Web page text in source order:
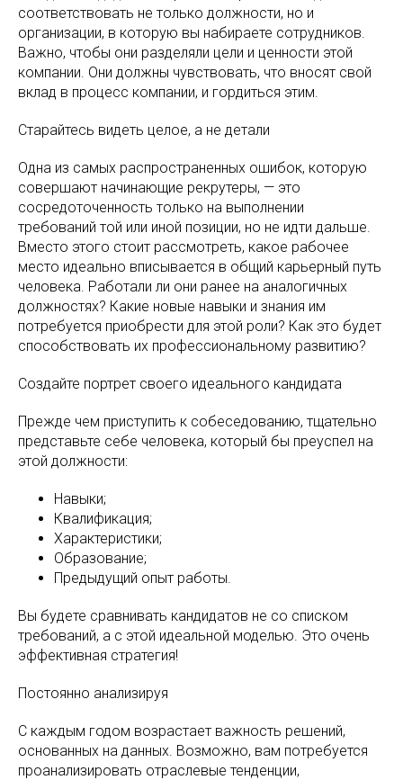
соответствовать не только должности, но и
организации, в которую вы набираете сотрудников.
Важно, чтобы они разделяли цели и ценности этой
компании. Они должны чувствовать, что вносят свой
вклад в процесс компании, и гордиться этим.
Старайтесь видеть целое, а не детали
Одна из самых распространенных ошибок, которую
совершают начинающие рекрутеры, — это
сосредоточенность только на выполнении
требований той или иной позиции, но не идти дальше.
Вместо этого стоит рассмотреть, какое рабочее
место идеально вписывается в общий карьерный путь
человека. Работали ли они ранее на аналогичных
должностях? Какие новые навыки и знания им
потребуется приобрести для этой роли? Как это будет
способствовать их профессиональному развитию?
Создайте портрет своего идеального кандидата
Прежде чем приступить к собеседованию, тщательно
представьте себе человека, который бы преуспел на
этой должности:
Навыки;
Квалификация;
Характеристики;
Образование;
Предыдущий опыт работы.
Вы будете сравнивать кандидатов не со списком
требований, а с этой идеальной моделью. Это очень
эффективная стратегия!
Постоянно анализируя
С каждым годом возрастает важность решений,
основанных на данных. Возможно, вам потребуется
проанализировать отраслевые тенденции,